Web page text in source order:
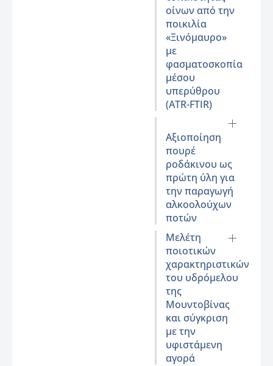
οίνων από την
ποικιλία
«Ξινόμαυρο»
με
φασματοσκοπία
μέσου
υπερύθρου
(ATR-FTIR)
Αξιοποίηση
πουρέ
ροδάκινου ως
πρώτη ύλη για
την παραγωγή
αλκοολούχων
ποτών
Μελέτη
ποιοτικών
χαρακτηριστικών
του υδρόμελου
της
Μουντοβίνας
και σύγκριση
με την
υφιστάμενη
αγορά